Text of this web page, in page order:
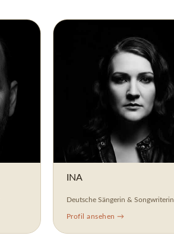
INA
Deutsche Sängerin & Songwriterin
Profil ansehen →